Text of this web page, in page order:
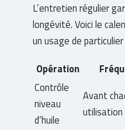
L’entretien régulier
longévité. Voici le
un usage de particulier
Opération
Contrôle
niveau
d’huile
Avant
utilisation